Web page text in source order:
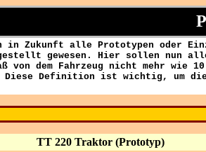
in Zukunft alle Prototypen oder
gewesen. Hier sollen nun
von dem Fahrzeug nicht mehr wie
Diese Definition ist wichtig, um
TT 220 Traktor (Prototyp)